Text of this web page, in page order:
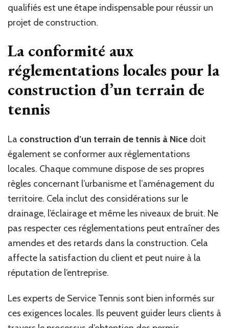
qualifiés est une étape indispensable pour réussir un
projet de construction.
La conformité aux
réglementations locales pour la
construction d’un terrain de
tennis
La construction d’un terrain de tennis à Nice doit
également se conformer aux réglementations
locales. Chaque commune dispose de ses propres
règles concernant l’urbanisme et l’aménagement du
territoire. Cela inclut des considérations sur le
drainage, l’éclairage et même les niveaux de bruit. Ne
pas respecter ces réglementations peut entraîner des
amendes et des retards dans la construction. Cela
affecte la satisfaction du client et peut nuire à la
réputation de l’entreprise.
Les experts de Service Tennis sont bien informés sur
ces exigences locales. Ils peuvent guider leurs clients à